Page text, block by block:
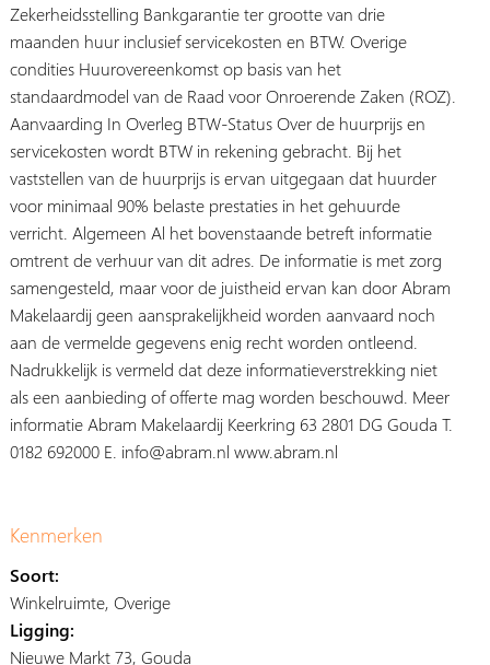
Zekerheidsstelling Bankgarantie ter grootte van drie
maanden huur inclusief servicekosten en BTW. Overige
condities Huurovereenkomst op basis van het
standaardmodel van de Raad voor Onroerende Zaken (ROZ).
Aanvaarding In Overleg BTW-Status Over de huurprijs en
servicekosten wordt BTW in rekening gebracht. Bij het
vaststellen van de huurprijs is ervan uitgegaan dat huurder
voor minimaal 90% belaste prestaties in het gehuurde
verricht. Algemeen Al het bovenstaande betreft informatie
omtrent de verhuur van dit adres. De informatie is met zorg
samengesteld, maar voor de juistheid ervan kan door Abram
Makelaardij geen aansprakelijkheid worden aanvaard noch
aan de vermelde gegevens enig recht worden ontleend.
Nadrukkelijk is vermeld dat deze informatieverstrekking niet
als een aanbieding of offerte mag worden beschouwd. Meer
informatie Abram Makelaardij Keerkring 63 2801 DG Gouda T.
0182 692000 E. info@abram.nl www.abram.nl
Kenmerken
Soort:
Winkelruimte, Overige
Ligging:
Nieuwe Markt 73, Gouda